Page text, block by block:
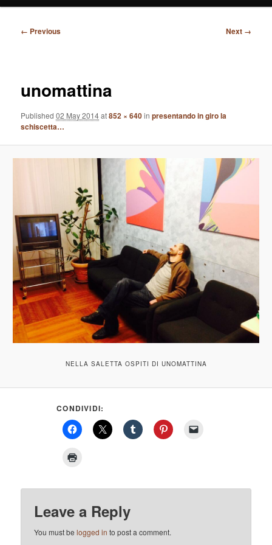
Image
← Previous Next →
unomattina
Published02 May 2014at852 × 640inpresentando in giro la
schiscetta…
NELLA SALETTA OSPITI DI UNOMATTINA
CONDIVIDI:
Leave a Reply
You must belogged in to post a comment.